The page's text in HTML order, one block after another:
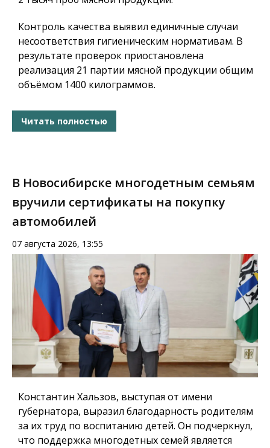
Контроль качества выявил единичные случаи
несоответствия гигиеническим нормативам. В
результате проверок приостановлена
реализация 21 партии мясной продукции общим
объёмом 1400 килограммов.
Читать полностью
В Новосибирске многодетным семьям
вручили сертификаты на покупку
автомобилей
07 августа 2026, 13:55
Константин Хальзов, выступая от имени
губернатора, выразил благодарность родителям
за их труд по воспитанию детей. Он подчеркнул,
что поддержка многодетных семей является